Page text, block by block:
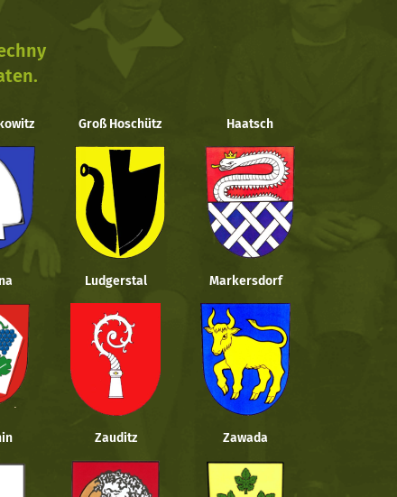
Groß Hoschütz Haatsch
Ludgerstal Markersdorf
Zauditz Zawada